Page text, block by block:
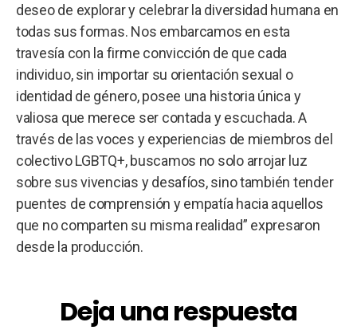
deseo de explorar y celebrar la diversidad humana en
todas sus formas. Nos embarcamos en esta
travesía con la firme convicción de que cada
individuo, sin importar su orientación sexual o
identidad de género, posee una historia única y
valiosa que merece ser contada y escuchada. A
través de las voces y experiencias de miembros del
colectivo LGBTQ+, buscamos no solo arrojar luz
sobre sus vivencias y desafíos, sino también tender
puentes de comprensión y empatía hacia aquellos
que no comparten su misma realidad” expresaron
desde la producción.
Deja una respuesta